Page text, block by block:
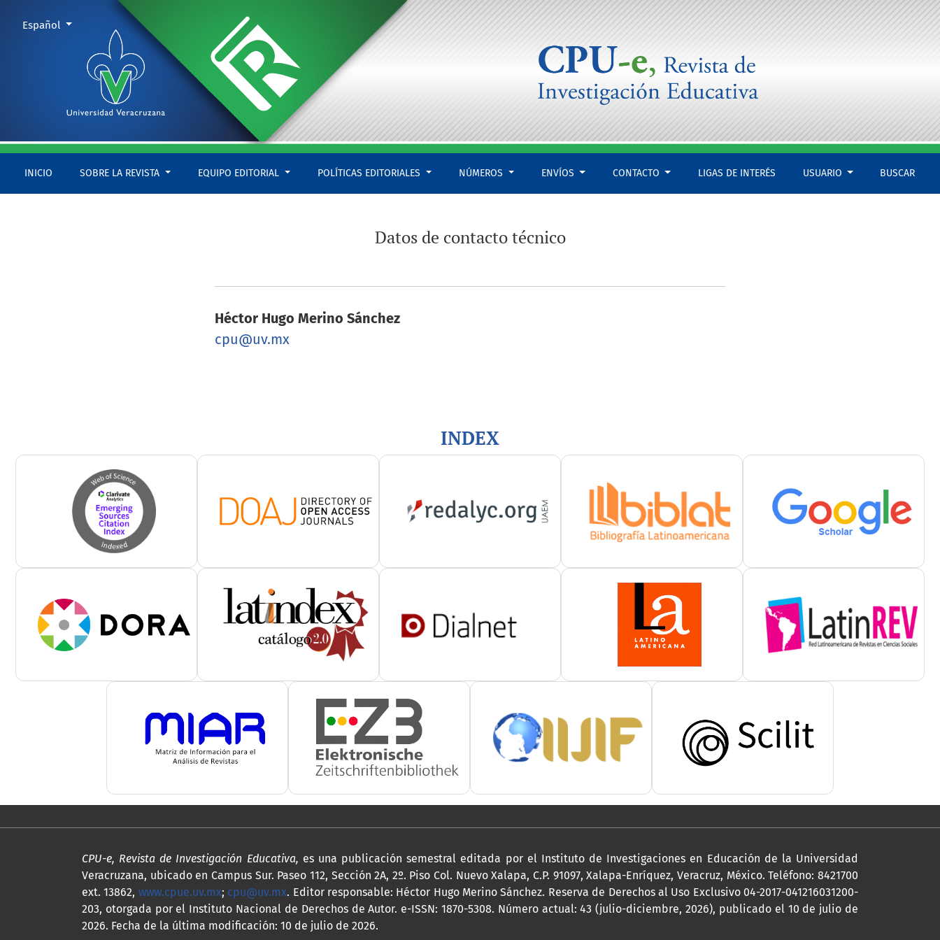
Datos de contacto técnico
INICIO SOBRE LA REVISTA EQUIPO EDITORIAL POLÍTICAS EDITORIALES NÚMEROS ENVÍOS CONTACTO LIGAS DE INTERÉS USUARIO BUSCAR
Cambiar el idioma. El actual es:
Español
Datos de contacto técnico
Héctor Hugo Merino Sánchez
cpu@uv.mx
INDEX
CPU-e, Revista de Investigación Educativa, es una publicación semestral editada por el Instituto de Investigaciones en Educación de la Universidad
Veracruzana, ubicado en Campus Sur. Paseo 112, Sección 2A, 2º. Piso Col. Nuevo Xalapa, C.P. 91097, Xalapa-Enríquez, Veracruz, México. Teléfono: 8421700
ext. 13862, www.cpue.uv.mx; cpu@uv.mx. Editor responsable: Héctor Hugo Merino Sánchez. Reserva de Derechos al Uso Exclusivo 04-2017-041216031200-
203, otorgada por el Instituto Nacional de Derechos de Autor. e-ISSN: 1870-5308. Número actual: 43 (julio-diciembre, 2026), publicado el 10 de julio de
2026. Fecha de la última modificación: 10 de julio de 2026.